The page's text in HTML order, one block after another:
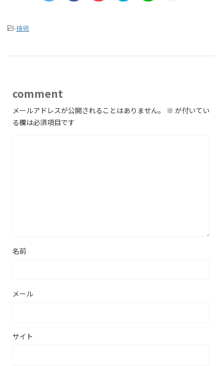
-技術
comment
メールアドレスが公開されることはありません。 ※ が付いてい
る欄は必須項目です
名前
メール
サイト